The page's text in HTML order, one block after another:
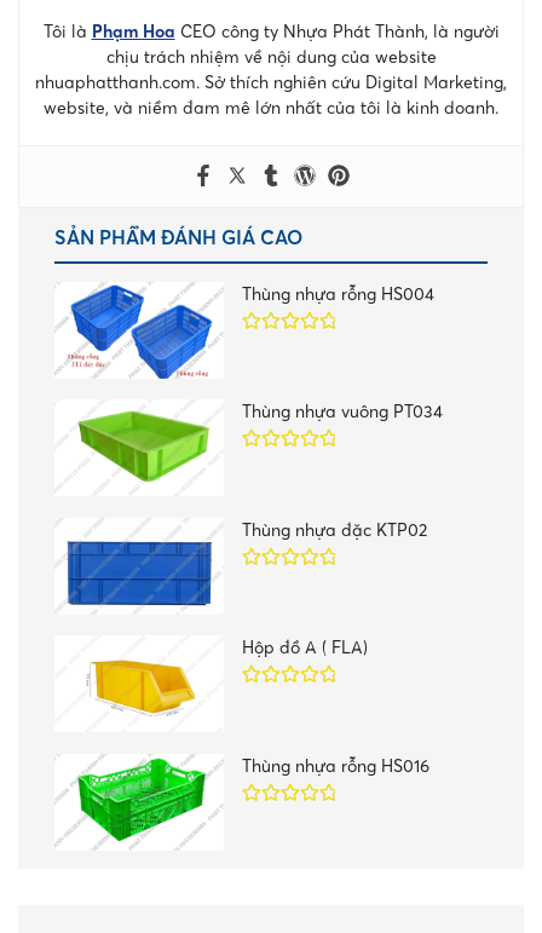
Tôi là Phạm Hoa CEO công ty Nhựa Phát Thành, là người
chịu trách nhiệm về nội dung của website
nhuaphatthanh.com. Sở thích nghiên cứu Digital Marketing,
website, và niềm đam mê lớn nhất của tôi là kinh doanh.
SẢN PHẨM ĐÁNH GIÁ CAO
Thùng nhựa rỗng HS004
Thùng nhựa vuông PT034
Thùng nhựa đặc KTP02
Hộp đồ A ( FLA)
Thùng nhựa rỗng HS016